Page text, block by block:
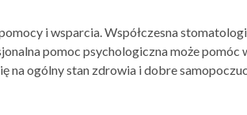
i wsparcia. Współczesna
pomoc psychologiczna może pomóc
na ogólny stan zdrowia i dobre